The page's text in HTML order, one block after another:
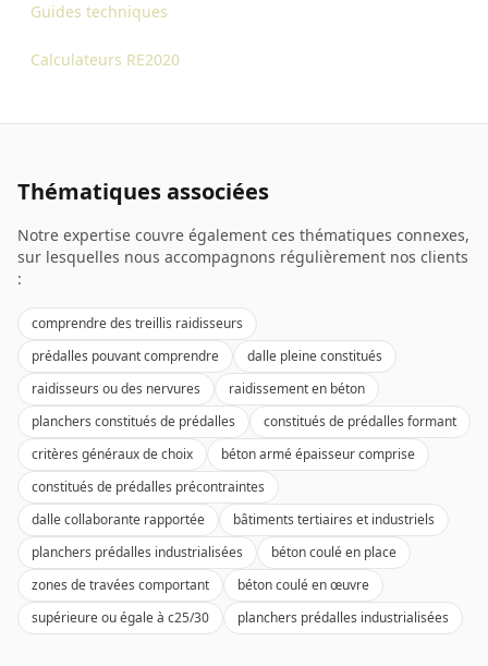
Guides techniques
Calculateurs RE2020
Thématiques associées
Notre expertise couvre également ces thématiques connexes,
sur lesquelles nous accompagnons régulièrement nos clients
:
comprendre des treillis raidisseurs
prédalles pouvant comprendre
dalle pleine constitués
raidisseurs ou des nervures
raidissement en béton
planchers constitués de prédalles
constitués de prédalles formant
critères généraux de choix
béton armé épaisseur comprise
constitués de prédalles précontraintes
dalle collaborante rapportée
bâtiments tertiaires et industriels
planchers prédalles industrialisées
béton coulé en place
zones de travées comportant
béton coulé en œuvre
supérieure ou égale à c25/30
planchers prédalles industrialisées